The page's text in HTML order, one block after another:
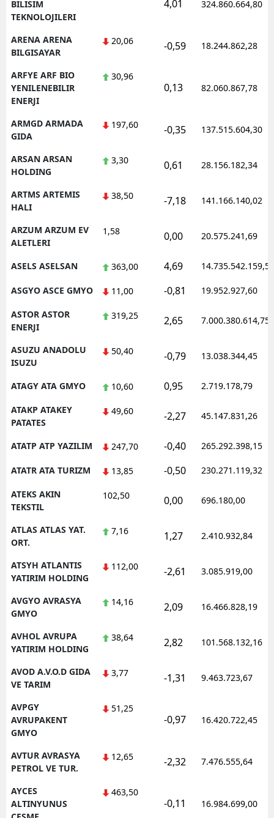
BILISIM
TEKNOLOJILERI
4,01 324.860.664,80
ARENA ARENA
BILGISAYAR
20,06 -0,59 18.244.862,28
ARFYE ARF BIO
YENILENEBILIR
ENERJI
30,96
0,13 82.060.867,78
ARMGD ARMADA
GIDA
197,60 -0,35 137.515.604,30
ARSAN ARSAN
HOLDING
3,30 0,61 28.156.182,34
ARTMS ARTEMIS
HALI
38,50 -7,18 141.166.140,02
ARZUM ARZUM EV
ALETLERI
1,58 0,00 20.575.241,69
ASELS ASELSAN 363,00 4,69 14.735.542.159,50
ASGYO ASCE GMYO 11,00 -0,81 19.952.927,60
ASTOR ASTOR
ENERJI
319,25 2,65 7.000.380.614,75
ASUZU ANADOLU
ISUZU
50,40 -0,79 13.038.344,45
ATAGY ATA GMYO 10,60 0,95 2.719.178,79
ATAKP ATAKEY
PATATES
49,60 -2,27 45.147.831,26
ATATP ATP YAZILIM 247,70 -0,40 265.292.398,15
ATATR ATA TURIZM 13,85 -0,50 230.271.119,32
ATEKS AKIN
TEKSTIL
102,50 0,00 696.180,00
ATLAS ATLAS YAT.
ORT.
7,16 1,27 2.410.932,84
ATSYH ATLANTIS
YATIRIM HOLDING
112,00 -2,61 3.085.919,00
AVGYO AVRASYA
GMYO
14,16 2,09 16.466.828,19
AVHOL AVRUPA
YATIRIM HOLDING
38,64 2,82 101.568.132,16
AVOD A.V.O.D GIDA
VE TARIM
3,77 -1,31 9.463.723,67
AVPGY
AVRUPAKENT
GMYO
51,25
-0,97 16.420.722,45
AVTUR AVRASYA
PETROL VE TUR.
12,65 -2,32 7.476.555,64
AYCES
ALTINYUNUS
463,50
-0,11 16.984.699,00